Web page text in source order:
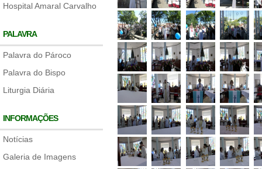
Hospital Amaral Carvalho
PALAVRA
Palavra do Pároco
Palavra do Bispo
Liturgia Diária
INFORMAÇÕES
Notícias
Galeria de Imagens